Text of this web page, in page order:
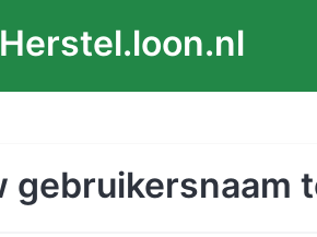
Herstel.loon.nl
gebruikersnaam